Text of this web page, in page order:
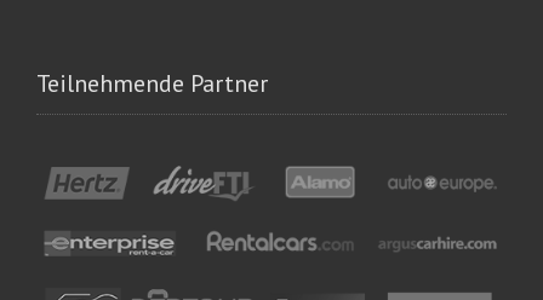
Teilnehmende Partner